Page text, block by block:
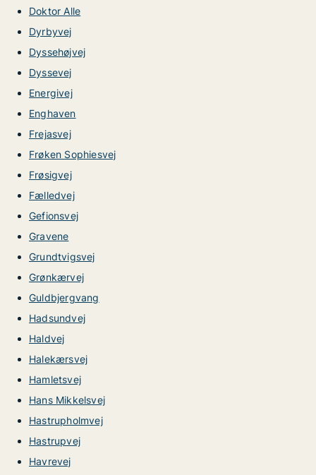
Doktor Alle
Dyrbyvej
Dyssehøjvej
Dyssevej
Energivej
Enghaven
Frejasvej
Frøken Sophiesvej
Frøsigvej
Fælledvej
Gefionsvej
Gravene
Grundtvigsvej
Grønkærvej
Guldbjergvang
Hadsundvej
Haldvej
Halekærsvej
Hamletsvej
Hans Mikkelsvej
Hastrupholmvej
Hastrupvej
Havrevej